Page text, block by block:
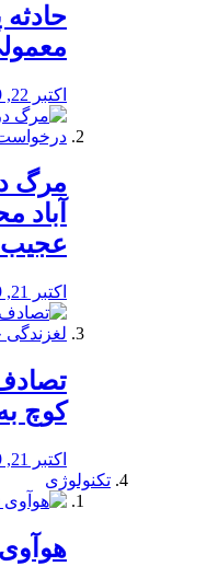
اکتبر 22, 2019
مرگ
اکتبر 21, 2019
کوچ
اکتبر 21, 2019
تکنولوژی
هوآوی P40 لایت احتمالا موبا